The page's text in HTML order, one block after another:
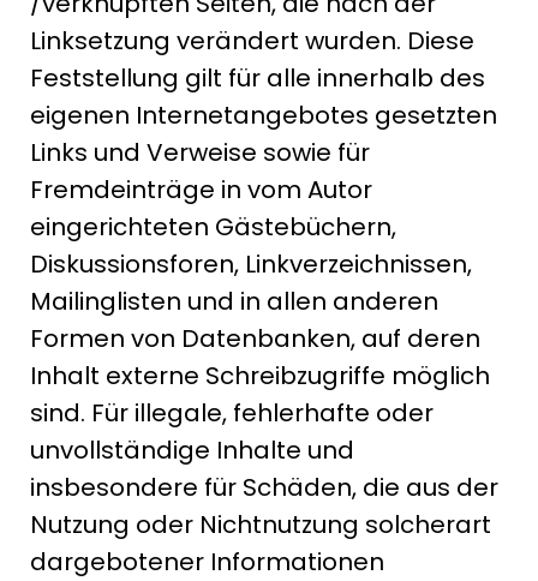
Linksetzung verändert wurden. Diese
Feststellung gilt für alle innerhalb des
eigenen Internetangebotes gesetzten
Links und Verweise sowie für
Fremdeinträge in vom Autor
eingerichteten Gästebüchern,
Diskussionsforen, Linkverzeichnissen,
Mailinglisten und in allen anderen
Formen von Datenbanken, auf deren
Inhalt externe Schreibzugriffe möglich
sind. Für illegale, fehlerhafte oder
unvollständige Inhalte und
insbesondere für Schäden, die aus der
Nutzung oder Nichtnutzung solcherart
dargebotener Informationen